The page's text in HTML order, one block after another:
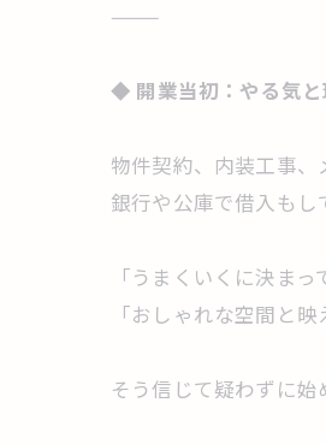
⸻
◆ 開業当初：やる気
物件契約、内装工事、
銀行や公庫で借入もし
「うまくいくに決まっ
「おしゃれな空間と
そう信じて疑わずに